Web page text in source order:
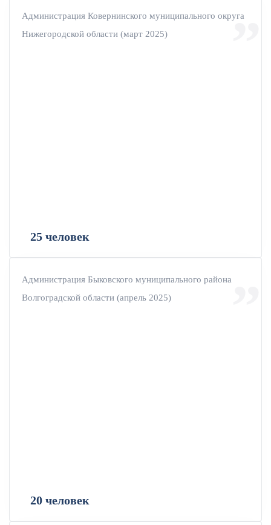
Администрация Ковернинского муниципального округа
Нижегородской области (март 2025)
25 человек
Администрация Быковского муниципального района
Волгоградской области (апрель 2025)
20 человек